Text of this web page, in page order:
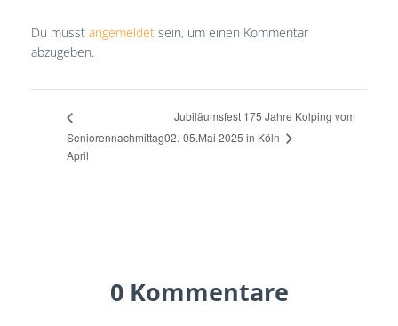
Du musst angemeldet sein, um einen Kommentar
abzugeben.
Seniorennachmittag
April
Jubiläumsfest 175 Jahre Kolping vom
02.-05.Mai 2025 in Köln
0 Kommentare